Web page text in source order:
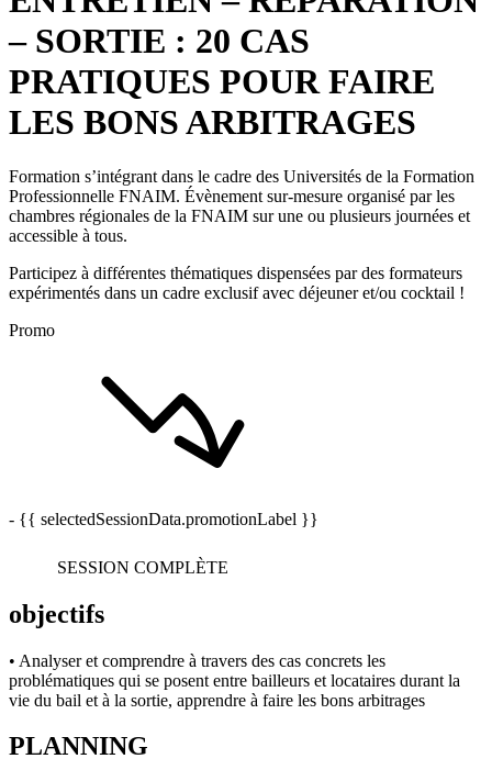
– SORTIE : 20 CAS
PRATIQUES POUR FAIRE
LES BONS ARBITRAGES
Formation s’intégrant dans le cadre des Universités de la Formation
Professionnelle FNAIM. Évènement sur-mesure organisé par les
chambres régionales de la FNAIM sur une ou plusieurs journées et
accessible à tous.
Participez à différentes thématiques dispensées par des formateurs
expérimentés dans un cadre exclusif avec déjeuner et/ou cocktail !
Promo
- {{ selectedSessionData.promotionLabel }}
SESSION COMPLÈTE
objectifs
• Analyser et comprendre à travers des cas concrets les
problématiques qui se posent entre bailleurs et locataires durant la
vie du bail et à la sortie, apprendre à faire les bons arbitrages
PLANNING